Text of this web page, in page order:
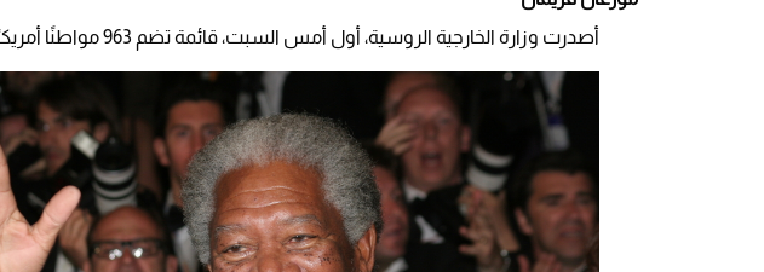
أصدرت وزارة الخارجية الروسية، أول أمس السبت، قائمة تضم 963 مواطنًا أمريكيًا ممنوعين من السفر إلى موسكو.